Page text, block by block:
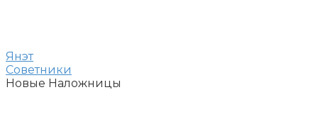
Янэт
Советники
Новые Наложницы